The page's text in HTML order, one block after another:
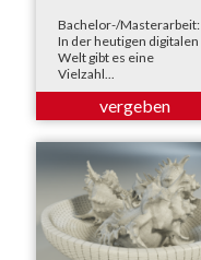
Bachelor-/Masterarbeit:
In der heutigen digitalen
Welt gibt es eine
Vielzahl...